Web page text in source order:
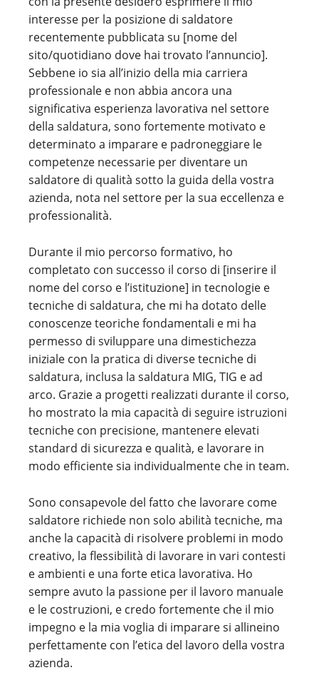
interesse per la posizione di saldatore
recentemente pubblicata su [nome del
sito/quotidiano dove hai trovato l’annuncio].
Sebbene io sia all’inizio della mia carriera
professionale e non abbia ancora una
significativa esperienza lavorativa nel settore
della saldatura, sono fortemente motivato e
determinato a imparare e padroneggiare le
competenze necessarie per diventare un
saldatore di qualità sotto la guida della vostra
azienda, nota nel settore per la sua eccellenza e
professionalità.
Durante il mio percorso formativo, ho
completato con successo il corso di [inserire il
nome del corso e l’istituzione] in tecnologie e
tecniche di saldatura, che mi ha dotato delle
conoscenze teoriche fondamentali e mi ha
permesso di sviluppare una dimestichezza
iniziale con la pratica di diverse tecniche di
saldatura, inclusa la saldatura MIG, TIG e ad
arco. Grazie a progetti realizzati durante il corso,
ho mostrato la mia capacità di seguire istruzioni
tecniche con precisione, mantenere elevati
standard di sicurezza e qualità, e lavorare in
modo efficiente sia individualmente che in team.
Sono consapevole del fatto che lavorare come
saldatore richiede non solo abilità tecniche, ma
anche la capacità di risolvere problemi in modo
creativo, la flessibilità di lavorare in vari contesti
e ambienti e una forte etica lavorativa. Ho
sempre avuto la passione per il lavoro manuale
e le costruzioni, e credo fortemente che il mio
impegno e la mia voglia di imparare si allineino
perfettamente con l’etica del lavoro della vostra
azienda.